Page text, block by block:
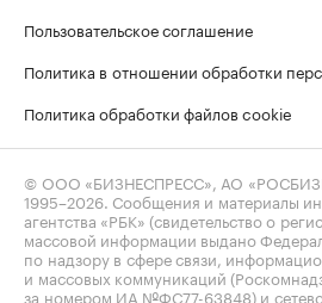
Пользовательское соглашение
Политика в отношении обработки
Политика обработки файлов cookie
© ООО «БИЗНЕСПРЕСС», АО
1995–2026 . Сообщения и материалы
агентства «РБК» (свидетельство о
массовой информации выдано
по надзору в сфере связи,
и массовых коммуникаций
за номером ИА №ФС77-63848) и